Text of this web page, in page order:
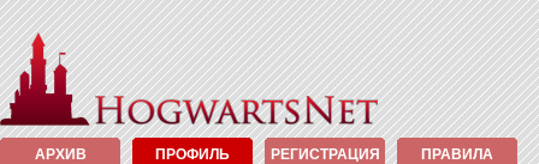
АРХИВ ПРОФИЛЬ РЕГИСТРАЦИЯ ПРАВИЛА